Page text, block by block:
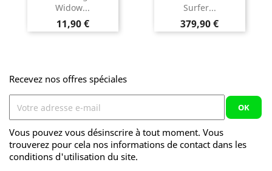
Widow...
Prix
11,90 €
Surfer...
Prix
379,90 €
Recevez nos offres spéciales
Vous pouvez vous désinscrire à tout moment. Vous
trouverez pour cela nos informations de contact dans les
conditions d'utilisation du site.